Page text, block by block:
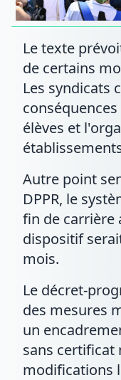
Le texte
de certains
Les syndicats
élèves et
Autre point
DPPR, le
fin de carrière
dispositif
mois.
Le décret-
des mesures
un
sans certificat
modifications